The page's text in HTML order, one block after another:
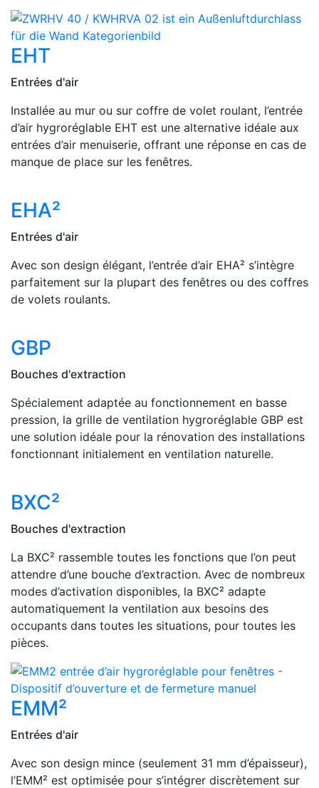
EHT
Entrées d'air
Installée au mur ou sur coffre de volet roulant, l’entrée
d’air hygroréglable EHT est une alternative idéale aux
entrées d’air menuiserie, offrant une réponse en cas de
manque de place sur les fenêtres.
EHA²
Entrées d'air
Avec son design élégant, l’entrée d’air EHA² s’intègre
parfaitement sur la plupart des fenêtres ou des coffres
de volets roulants.
GBP
Bouches d'extraction
Spécialement adaptée au fonctionnement en basse
pression, la grille de ventilation hygroréglable GBP est
une solution idéale pour la rénovation des installations
fonctionnant initialement en ventilation naturelle.
BXC²
Bouches d'extraction
La BXC² rassemble toutes les fonctions que l’on peut
attendre d’une bouche d’extraction. Avec de nombreux
modes d’activation disponibles, la BXC² adapte
automatiquement la ventilation aux besoins des
occupants dans toutes les situations, pour toutes les
pièces.
EMM²
Entrées d'air
Avec son design mince (seulement 31 mm d’épaisseur),
l’EMM² est optimisée pour s’intégrer discrètement sur